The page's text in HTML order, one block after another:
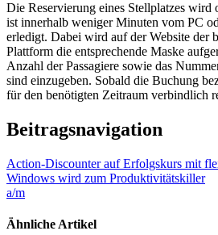
Die Reservierung eines Stellplatzes wird
ist innerhalb weniger Minuten vom PC
erledigt. Dabei wird auf der Website der
Plattform die entsprechende Maske
Anzahl der Passagiere sowie das
sind einzugeben. Sobald die Buchung
für den benötigten Zeitraum verbindlich
Beitragsnavigation
Action-Discounter auf Erfolgskurs mit
Windows wird zum Produktivitätskiller
a/m
Ähnliche Artikel